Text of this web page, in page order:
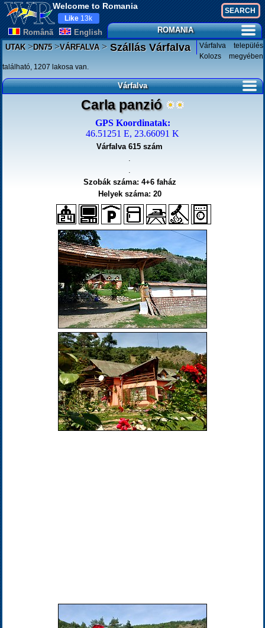
Welcome to Romania
Românã English
Like 13k
ROMANIA
UTAK>DN75>VÁRFALVA>Szállás Várfalva
Várfalva település
Kolozs megyében
található, 1207 lakosa van.
Várfalva
Carla panzió
GPS Koordinatak:
46.51251 E, 23.66091 K
Várfalva 615 szám
.
.
Szobák száma: 4+6 faház
Helyek száma: 20